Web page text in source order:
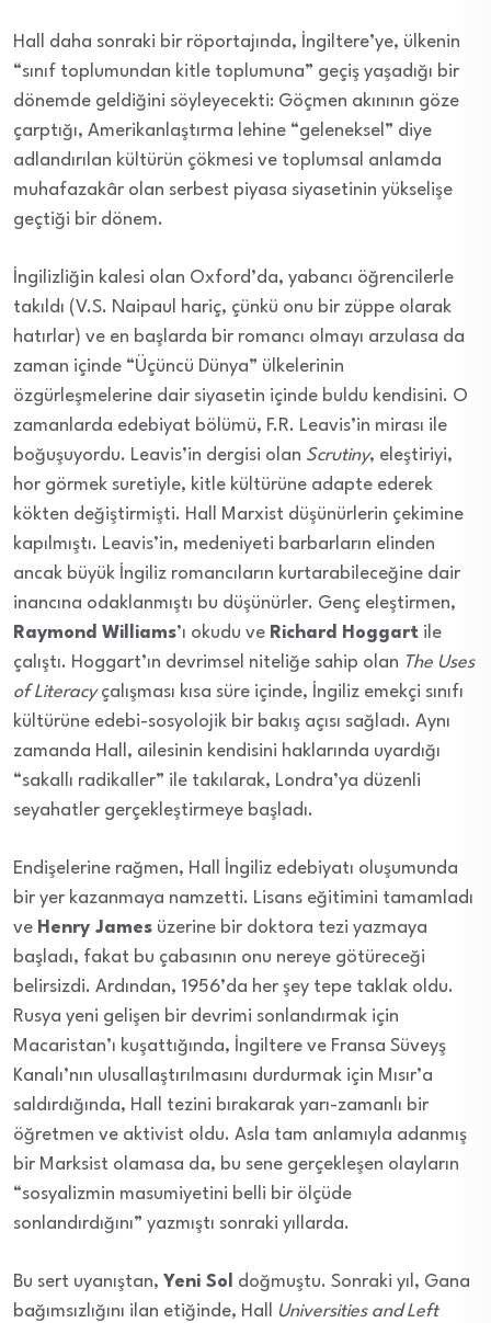
Hall daha sonraki bir röportajında, İngiltere’ye, ülkenin
“sınıf toplumundan kitle toplumuna” geçiş yaşadığı bir
dönemde geldiğini söyleyecekti: Göçmen akınının göze
çarptığı, Amerikanlaştırma lehine “geleneksel” diye
adlandırılan kültürün çökmesi ve toplumsal anlamda
muhafazakâr olan serbest piyasa siyasetinin yükselişe
geçtiği bir dönem.
İngilizliğin kalesi olan Oxford’da, yabancı öğrencilerle
takıldı (V.S. Naipaul hariç, çünkü onu bir züppe olarak
hatırlar) ve en başlarda bir romancı olmayı arzulasa da
zaman içinde “Üçüncü Dünya” ülkelerinin
özgürleşmelerine dair siyasetin içinde buldu kendisini. O
zamanlarda edebiyat bölümü, F.R. Leavis’in mirası ile
boğuşuyordu. Leavis’in dergisi olan Scrutiny, eleştiriyi,
hor görmek suretiyle, kitle kültürüne adapte ederek
kökten değiştirmişti. Hall Marxist düşünürlerin çekimine
kapılmıştı. Leavis’in, medeniyeti barbarların elinden
ancak büyük İngiliz romancıların kurtarabileceğine dair
inancına odaklanmıştı bu düşünürler. Genç eleştirmen,
Raymond Williams’ı okudu ve Richard Hoggart ile
çalıştı. Hoggart’ın devrimsel niteliğe sahip olan The Uses
of Literacyçalışması kısa süre içinde, İngiliz emekçi sınıfı
kültürüne edebi-sosyolojik bir bakış açısı sağladı. Aynı
zamanda Hall, ailesinin kendisini haklarında uyardığı
“sakallı radikaller” ile takılarak, Londra’ya düzenli
seyahatler gerçekleştirmeye başladı.
Endişelerine rağmen, Hall İngiliz edebiyatı oluşumunda
bir yer kazanmaya namzetti. Lisans eğitimini tamamladı
ve Henry James üzerine bir doktora tezi yazmaya
başladı, fakat bu çabasının onu nereye götüreceği
belirsizdi. Ardından, 1956’da her şey tepe taklak oldu.
Rusya yeni gelişen bir devrimi sonlandırmak için
Macaristan’ı kuşattığında, İngiltere ve Fransa Süveyş
Kanalı’nın ulusallaştırılmasını durdurmak için Mısır’a
saldırdığında, Hall tezini bırakarak yarı-zamanlı bir
öğretmen ve aktivist oldu. Asla tam anlamıyla adanmış
bir Marksist olamasa da, bu sene gerçekleşen olayların
“sosyalizmin masumiyetini belli bir ölçüde
sonlandırdığını” yazmıştı sonraki yıllarda.
Bu sert uyanıştan, Yeni Sol
doğmuştu. Sonraki yıl, Gana
bağımsızlığını ilan etiğinde, Hall Universities and Left